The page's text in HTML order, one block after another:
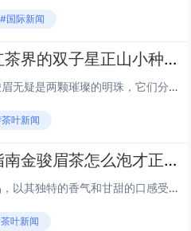
#国际新闻
正山小种与金骏眉：红茶界的双子星正山小种金骏眉哪个好
在茶的世界里，正山小种和金骏眉无疑是两颗璀璨的明珠，它们分别代表着中国红茶的两个流派，各自拥有独特的风味和历史背景。那么，正山小种和金骏眉哪个更好呢？这个问题并没有一个绝对的答案，因为它们各有千秋，适合不同人群和场合。本文将带你深入了解这...
叶新闻
金骏眉茶的正确冲泡指南金骏眉茶怎么泡才正确
金骏眉，作为中国红茶中的极品，以其独特的香气和甘甜的口感受到茶友们的喜爱。正确冲泡金骏眉，不仅能保留其天然风味，更能体验到茶中的层次感。以下是金骏眉茶的正确冲泡步骤，让我们一起来探索如何将这杯茶的潜力发挥到极致。 准备工具 金骏眉茶叶：...
叶新闻